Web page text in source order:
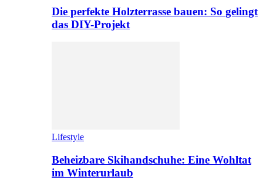
Die perfekte Holzterrasse bauen: So gelingt
das DIY-Projekt
Lifestyle
Beheizbare Skihandschuhe: Eine Wohltat
im Winterurlaub